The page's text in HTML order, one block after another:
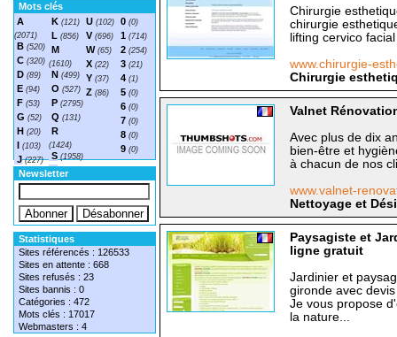
Mots clés
A
(2071)
B (520)
C (320)
D (89)
E (94)
F (53)
G (52)
H (20)
I (103)
J(227)
K (121)
L (856)
M
(1610)
N (499)
O (527)
P (2795)
Q (131)
R
(1424)
S (1958)
T(1548)
U (102)
V (696)
W (65)
X (22)
Y (37)
Z (86)
0 (0)
1 (714)
2 (254)
3 (21)
4 (1)
5 (0)
6 (0)
7 (0)
8 (0)
9 (0)
Newsletter
Statistiques
Sites référencés : 126533
Sites en attente : 668
Sites refusés : 23
Sites bannis : 0
Catégories : 472
Mots clés : 17017
Webmasters : 4
Chirurgie
chirurgie
lifting cervico
www.chirurgie-
Chirurgie
Valnet
Avec plus de dix
bien-être et
à chacun de nos
www.valnet-
Nettoyage et
Paysagiste et
ligne gratuit
Jardinier et
gironde avec
Je vous propose
la nature...